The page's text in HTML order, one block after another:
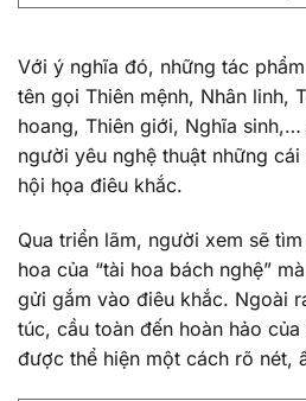
Với ý nghĩa đó, những tác
tên gọi Thiên mệnh, Nhân linh,
hoang, Thiên giới, Nghĩa
người yêu nghệ thuật những
hội họa điêu khắc.
Qua triển lãm, người xem sẽ
hoa của “tài hoa bách nghệ”
gửi gắm vào điêu khắc. Ngoài
túc, cầu toàn đến hoàn hảo
được thể hiện một cách rõ nét,